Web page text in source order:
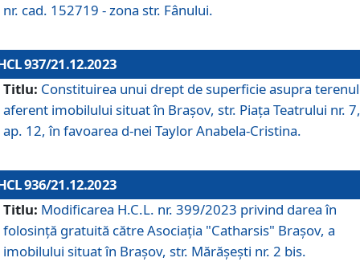
nr. cad. 152719 - zona str. Fânului.
937/21.12.2023
Titlu: Constituirea unui drept de superficie asupra
aferent imobilului situat în Brașov, str. Piața Teatrului nr. 7,
ap. 12, în favoarea d-nei Taylor Anabela-Cristina.
936/21.12.2023
Titlu: Modificarea H.C.L. nr. 399/2023 privind darea în
folosinţă gratuită către Asociaţia "Catharsis" Brașov, a
imobilului situat în Braşov, str. Mărăşeşti nr. 2 bis.